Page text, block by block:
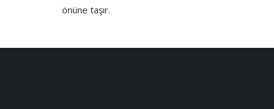
önüne taşır.